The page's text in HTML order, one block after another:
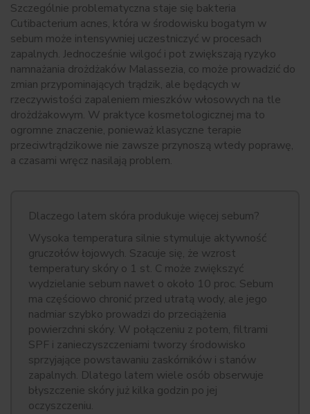
Szczególnie problematyczna staje się bakteria
Cutibacterium acnes, która w środowisku bogatym w
sebum może intensywniej uczestniczyć w procesach
zapalnych. Jednocześnie wilgoć i pot zwiększają ryzyko
namnażania drożdżaków Malassezia, co może prowadzić do
zmian przypominających trądzik, ale będących w
rzeczywistości zapaleniem mieszków włosowych na tle
drożdżakowym. W praktyce kosmetologicznej ma to
ogromne znaczenie, ponieważ klasyczne terapie
przeciwtrądzikowe nie zawsze przynoszą wtedy poprawę,
a czasami wręcz nasilają problem.
Dlaczego latem skóra produkuje więcej sebum?
Wysoka temperatura silnie stymuluje aktywność
gruczołów łojowych. Szacuje się, że wzrost
temperatury skóry o 1 st. C może zwiększyć
wydzielanie sebum nawet o około 10 proc. Sebum
ma częściowo chronić przed utratą wody, ale jego
nadmiar szybko prowadzi do przeciążenia
powierzchni skóry. W połączeniu z potem, filtrami
SPF i zanieczyszczeniami tworzy środowisko
sprzyjające powstawaniu zaskórników i stanów
zapalnych. Dlatego latem wiele osób obserwuje
błyszczenie skóry już kilka godzin po jej
oczyszczeniu.